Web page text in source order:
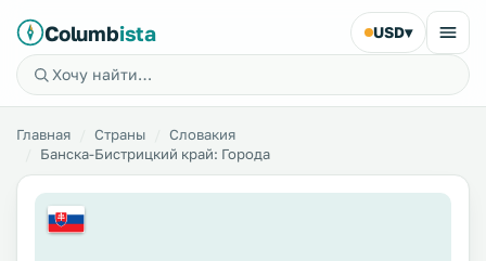
Columbista USD▾
Главная Страны
Словакия
Банска-Бистрицкий край: Города